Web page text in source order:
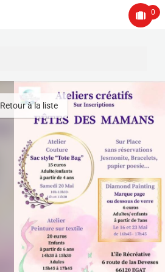
0
Retour à la liste